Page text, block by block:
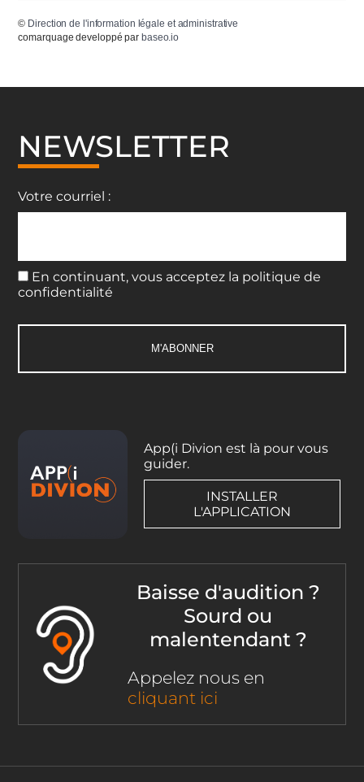
© Direction de l'information légale et administrative
comarquage developpé par baseo.io
NEWSLETTER
Votre courriel :
En continuant, vous acceptez la politique de
confidentialité
App(i Divion est là pour vous
guider.
INSTALLER
L'APPLICATION
Baisse d'audition ?
Sourd ou
malentendant ?
Appelez nous en
cliquant ici